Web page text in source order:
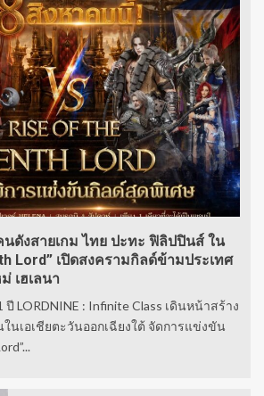
นดังสายเกม ไทย ปะทะ ฟิลิปปินส์ ใน
Lord” เปิดสงครามกิลด์ข้ามประเทศ
เฮเลนา
LORDNINE : Infinite Class เดินหน้าสร้าง
นเอเชียตะวันออกเฉียงใต้ จัดการแข่งขัน